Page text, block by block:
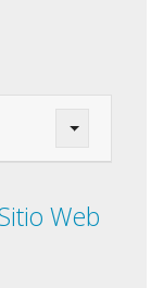
Web